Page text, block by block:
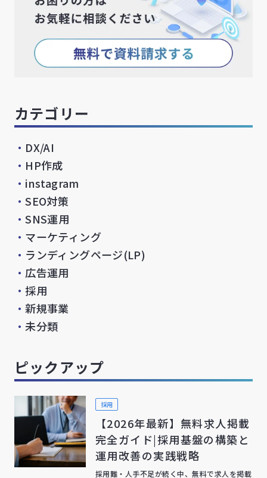
カテゴリー
・ DX/AI
・ HP作成
・ instagram
・SEO対策
・SNS運用
・ マーケティング
・ ランディングページ(LP)
・広告運用
・採用
・新規事業
・未分類
ピックアップ
採用
【2026年最新】無料求人掲載
完全ガイド|採用基盤の構築と
運用改善の実践戦略
採用難・人手不足が続く中、無料で求人を掲載